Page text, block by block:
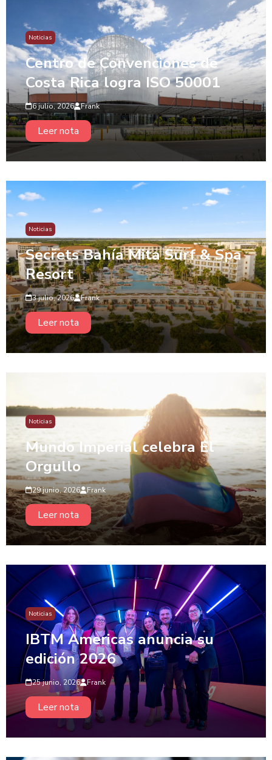
Noticias
Centro de Convenciones de
Costa Rica logra ISO 50001
6 julio, 2026 Frank
Leer nota
Noticias
Secrets Bahía Mita Surf & Spa
Resort
3 julio, 2026 Frank
Leer nota
Noticias
Mundo Imperial celebra El
Orgullo
29 junio, 2026 Frank
Leer nota
Noticias
IBTM Americas anuncia su
edición 2026
25 junio, 2026 Frank
Leer nota